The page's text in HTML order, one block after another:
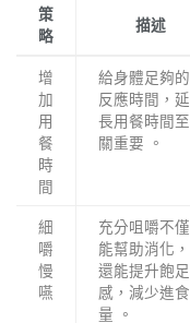
策
略
描述
增
加
用
餐
時
間
給身體足夠的
反應時間，延
長用餐時間至
關重要 。
細
嚼
慢
嚥
充分咀嚼不僅
能幫助消化，
還能提升飽足
感，減少進食
量 。